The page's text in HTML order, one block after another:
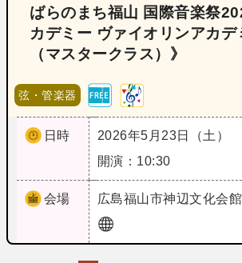
ばらのまち福山 国際音楽祭
カデミー ヴァイオリンアカデ
（マスタークラス）》
弦・管楽器
日時
2026年5月23日（土）
開演：10:30
会場 広島福山市神辺文化会館